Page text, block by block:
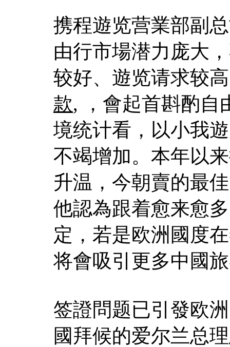
携程遊览营業部副
由行市場潜力庞大
较好、遊览请求较
款, ，會起首斟酌自
境统计看，以小我
不竭增加。本年以
升温，今朝賣的最
他認為跟着愈来愈
定，若是欧洲國度
将會吸引更多中國
签證問题已引發欧
國拜候的爱尔兰总